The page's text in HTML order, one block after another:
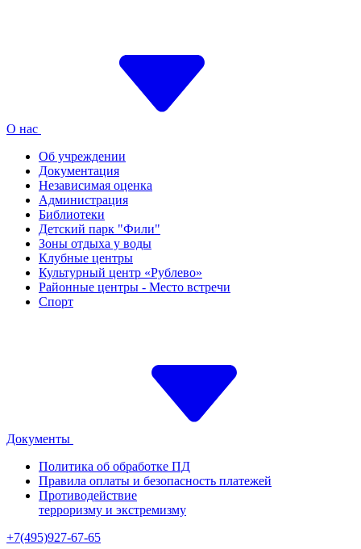
О нас
Об учреждении
Документация
Независимая оценка
Администрация
Библиотеки
Детский парк "Фили"
Зоны отдыха у воды
Клубные центры
Культурный центр «Рублево»
Районные центры - Место встречи
Спорт
Документы
Политика об обработке ПД
Правила оплаты и безопасность платежей
Противодействие
терроризму и экстремизму
+7(495)927-67-65